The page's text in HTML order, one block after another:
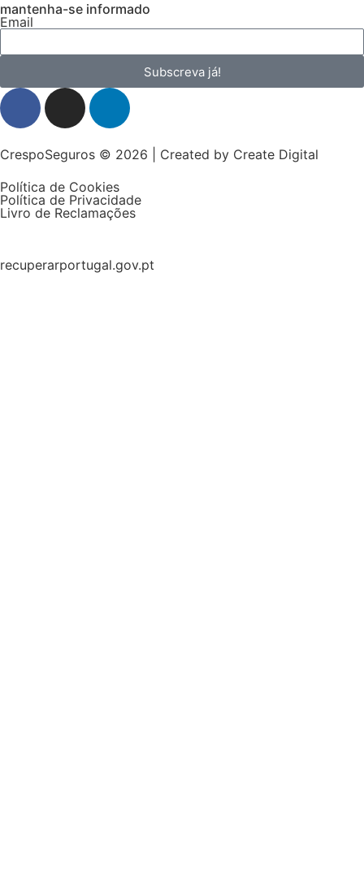
mantenha-se informado
Email
Subscreva já!
CrespoSeguros © 2026 | Created by Create Digital
Política de Cookies
Política de Privacidade
Livro de Reclamações
recuperarportugal.gov.pt